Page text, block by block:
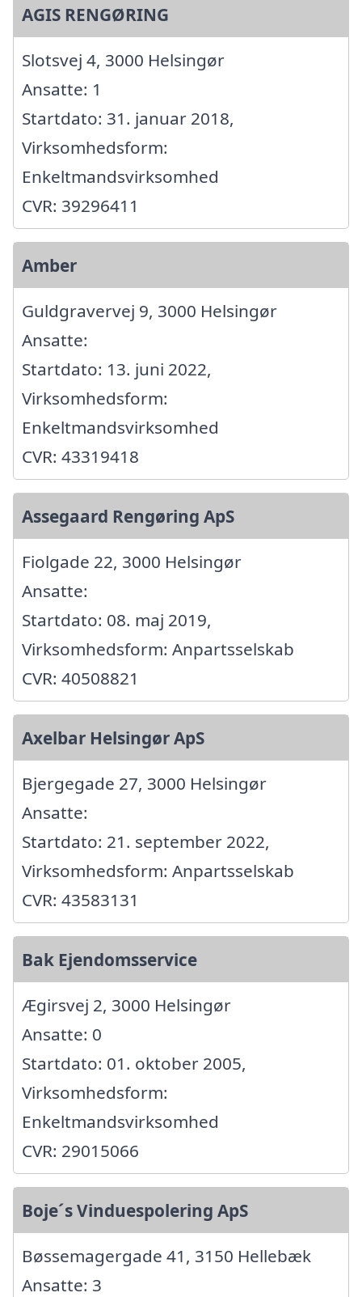
AGIS RENGØRING
Slotsvej 4, 3000 Helsingør
Ansatte: 1
Startdato: 31. januar 2018,
Virksomhedsform:
Enkeltmandsvirksomhed
CVR: 39296411
Amber
Guldgravervej 9, 3000 Helsingør
Ansatte:
Startdato: 13. juni 2022,
Virksomhedsform:
Enkeltmandsvirksomhed
CVR: 43319418
Assegaard Rengøring ApS
Fiolgade 22, 3000 Helsingør
Ansatte:
Startdato: 08. maj 2019,
Virksomhedsform: Anpartsselskab
CVR: 40508821
Axelbar Helsingør ApS
Bjergegade 27, 3000 Helsingør
Ansatte:
Startdato: 21. september 2022,
Virksomhedsform: Anpartsselskab
CVR: 43583131
Bak Ejendomsservice
Ægirsvej 2, 3000 Helsingør
Ansatte: 0
Startdato: 01. oktober 2005,
Virksomhedsform:
Enkeltmandsvirksomhed
CVR: 29015066
Boje´s Vinduespolering ApS
Bøssemagergade 41, 3150 Hellebæk
Ansatte: 3